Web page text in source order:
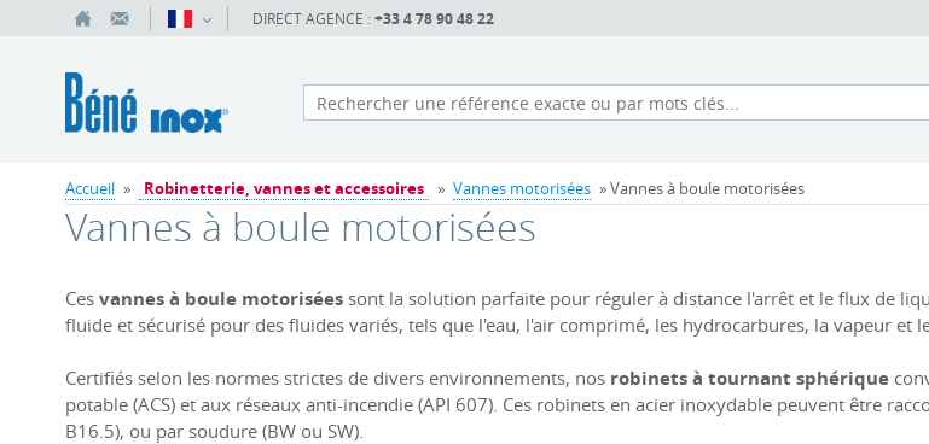
DIRECT AGENCE : +33 4 78 90 48 22
Accueil » Robinetterie, vannes et accessoires » Vannes motorisées » Vannes à boule motorisées
Vannes à boule motorisées
Ces vannes à boule motoriséessont la solution parfaite pour réguler à distance l'arrêt et le flux de
fluide et sécurisé pour des fluides variés, tels que l'eau, l'air comprimé, les hydrocarbures, la vapeur et
Certifiés selon les normes strictes de divers environnements, nos robinets à tournant sphérique
potable (ACS) et aux réseaux anti-incendie (API 607). Ces robinets en acier inoxydable peuvent être
B16.5), ou par soudure (BW ou SW).